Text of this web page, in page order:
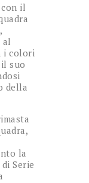
il
i colori
suo
della
la
Serie